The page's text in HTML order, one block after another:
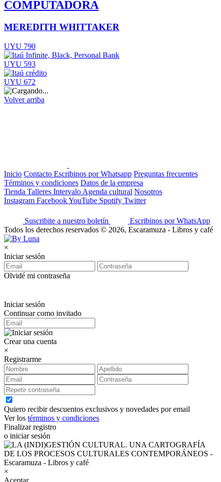
COMPUTADORA
MEREDITH WHITTAKER
UYU 790
UYU 593
UYU 672
Volver arriba
Inicio Contacto Escribinos por Whatsapp Preguntas frecuentes
Términos y condiciones Datos de la empresa
Tienda Talleres Intervalo Agenda cultural Nosotros
Instagram FacebookYouTube Spotify Twitter
Suscribite a nuestro boletín
Escribinos por WhatsApp
Todos los derechos reservados © 2026, Escaramuza - Libros y café
×
Iniciar sesión
Olvidé mi contraseña
Iniciar sesión
Continuar como invitado
Crear una cuenta
×
Registrarme
Quiero recibir descuentos exclusivos y novedades por email
Ver los términos y condiciones
Finalizar registro
o iniciar sesión
×
Aceptar